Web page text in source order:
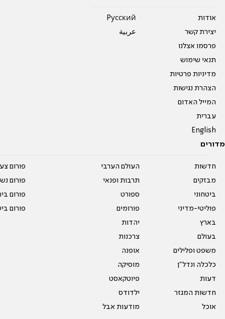
אודות
יצירת קשר
פרסמו אצלנו
תנאי שימוש
מדיניות פרטיות
הצהרת נגישות
המייל האדום
עברית
English
Pусский
عربية
מדורים
חדשות
מבזקים
ביטחוני
פוליטי-מדיני
בארץ
בעולם
משפט ופלילים
כלכלה ונדל"ן
דעות
חדשות המגזר
אוכל
העולם הערבי
תרבות ופנאי
ספורט
פורומים
יהדות
צרכנות
אופנה
מוסיקה
פיוטקאסט
ילדודס
מודעות אבל
פורום
פורום
פורום
פורום